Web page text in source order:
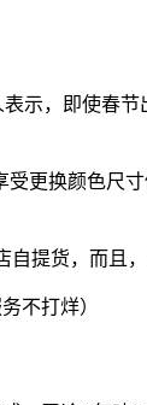
示，即使春
更换颜色尺
提货，而且
不打烊）